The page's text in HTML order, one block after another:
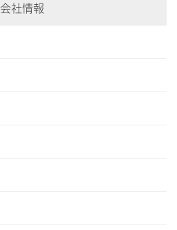
会社情報